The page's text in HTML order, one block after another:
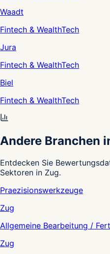
Waadt
Fintech & WealthTech
Jura
Fintech & WealthTech
Biel
Fintech & WealthTech
Andere Branchen
Entdecken Sie
Sektoren in Zug.
Praezisionswerkzeuge
Zug
Allgemeine Bearbeitung /
Zug